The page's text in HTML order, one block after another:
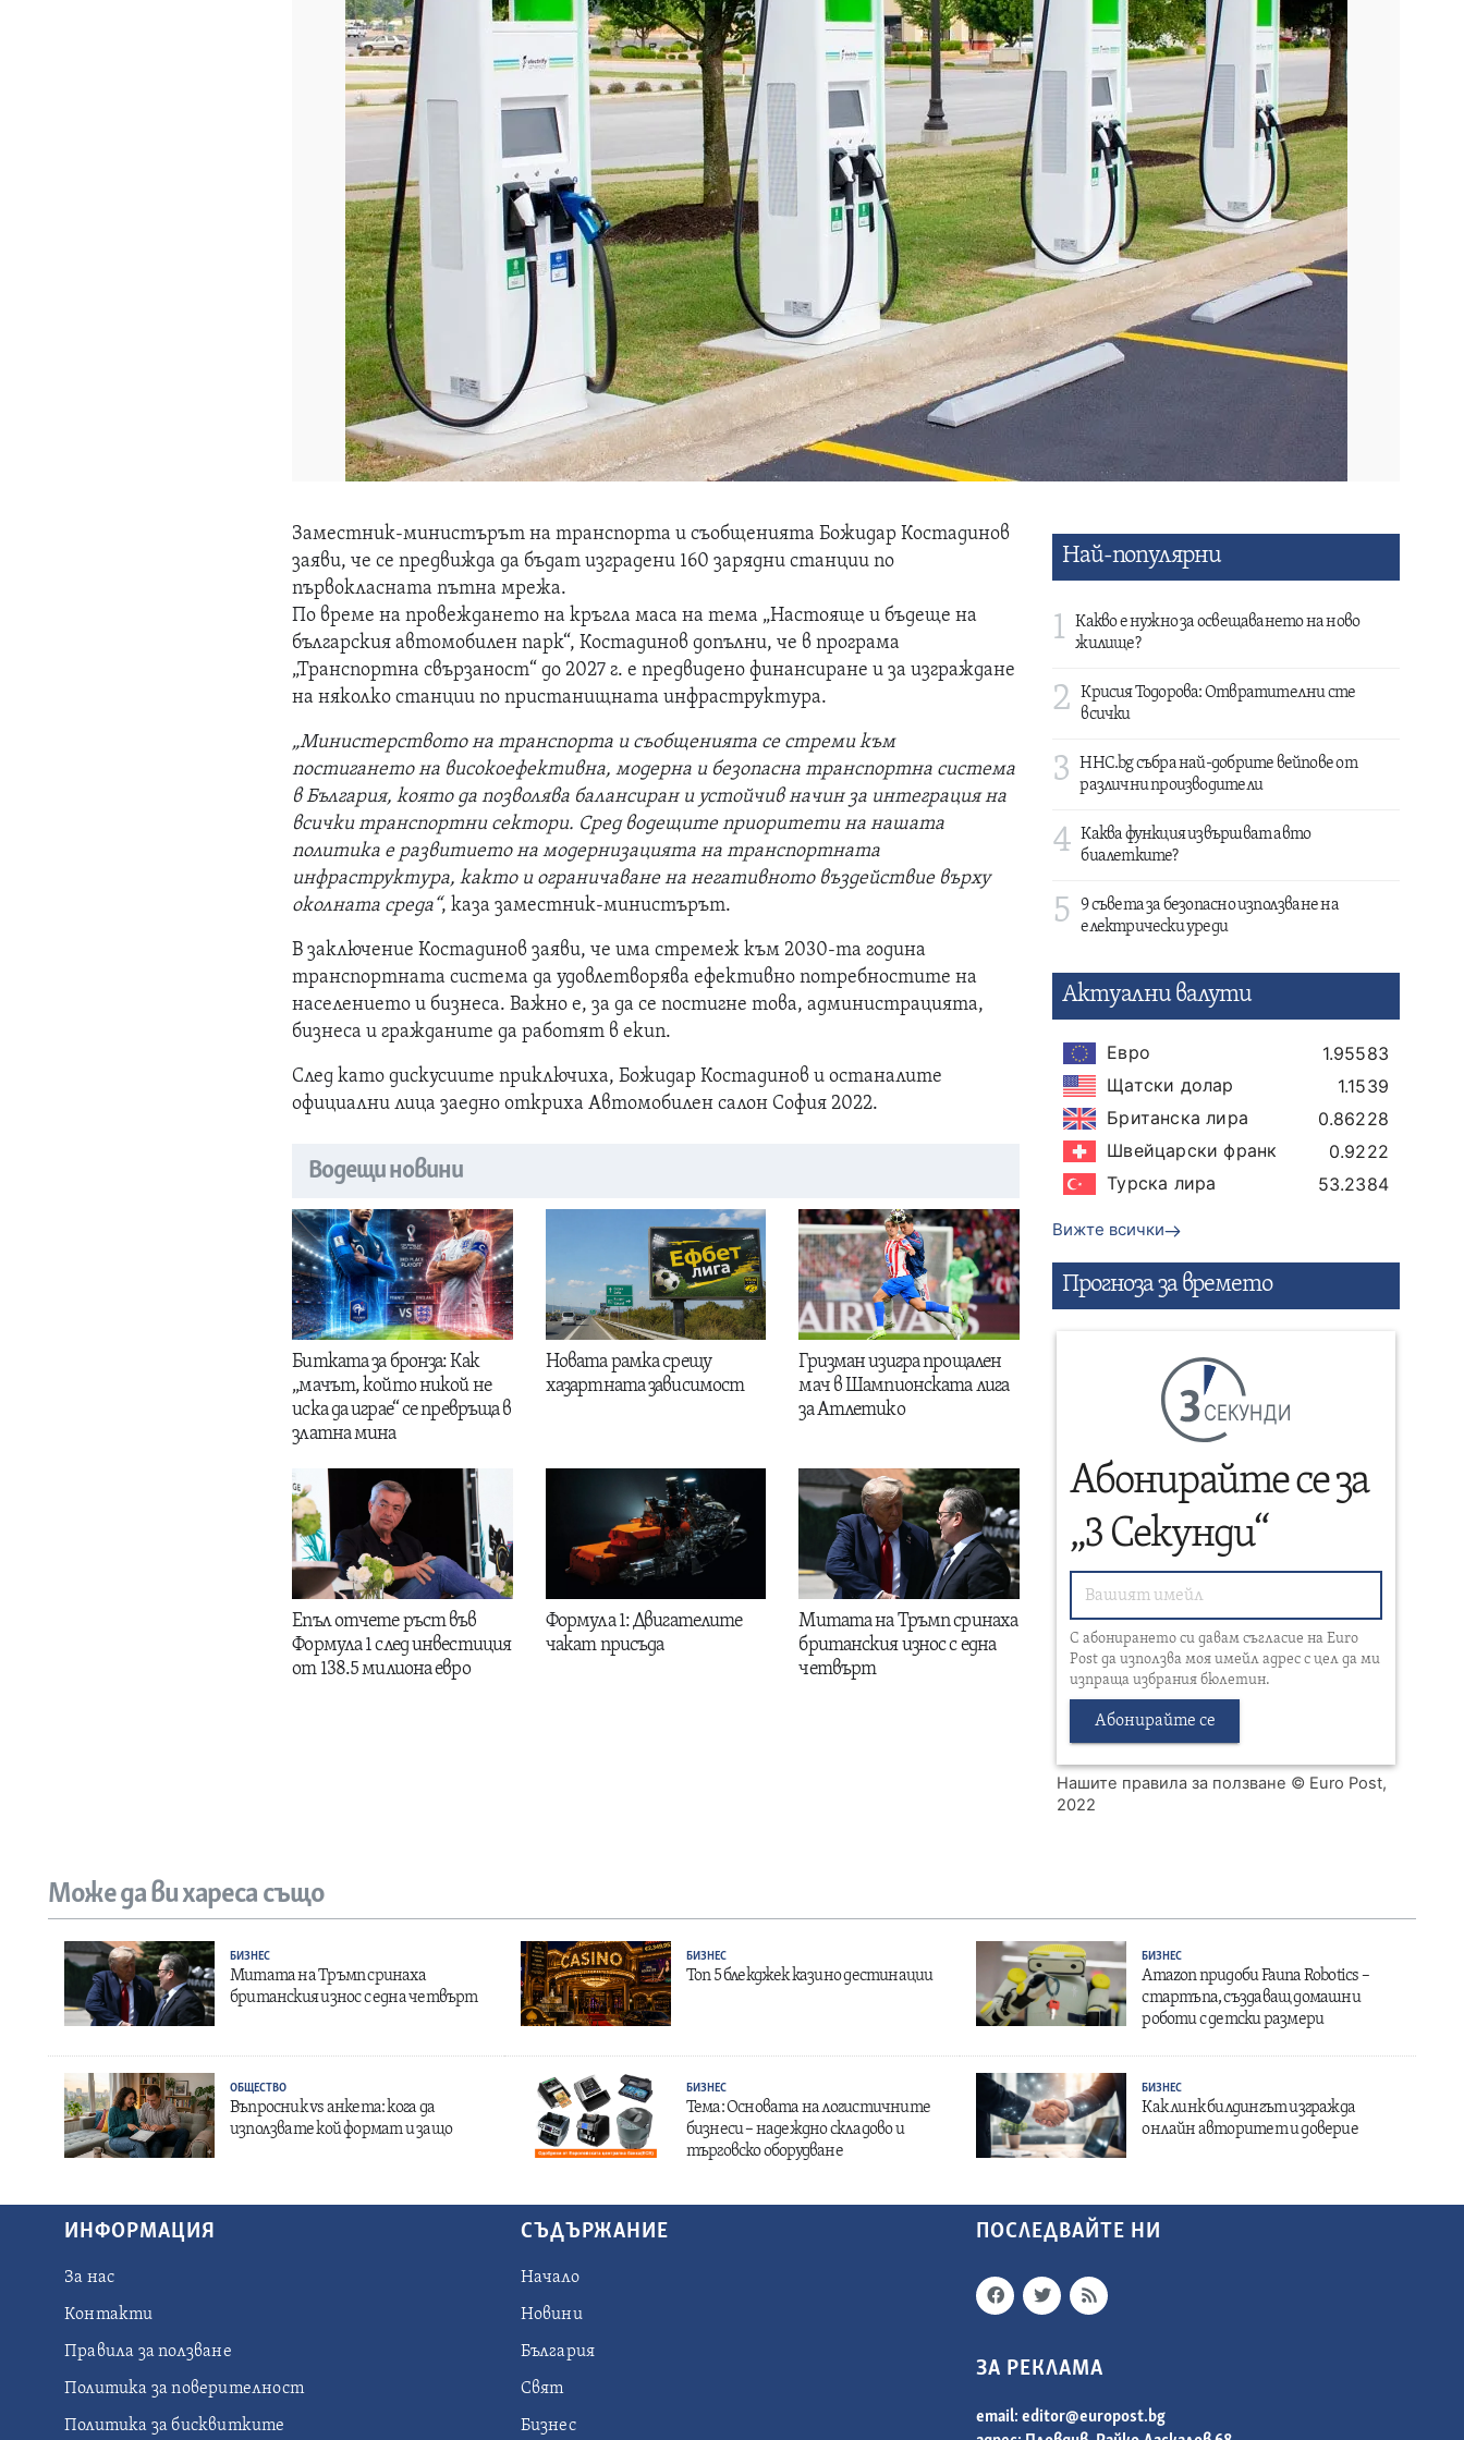
Заместник-министърът на транспорта и съобщенията Божидар Костадинов
заяви, че се предвижда да бъдат изградени 160 зарядни станции по
първокласната пътна мрежа.
По време на провеждането на кръгла маса на тема „Настояще и бъдеще на
българския автомобилен парк“, Костадинов допълни, че в програма
„Транспортна свързаност“ до 2027 г. е предвидено финансиране и за изграждане
на няколко станции по пристанищната инфраструктура.
„Министерството на транспорта и съобщенията се стреми към
постигането на високоефективна, модерна и безопасна транспортна система
в България, която да позволява балансиран и устойчив начин за интеграция на
всички транспортни сектори. Сред водещите приоритети на нашата
политика е развитието на модернизацията на транспортната
инфраструктура, както и ограничаване на негативното въздействие върху
околната среда“, каза заместник-министърът.
В заключение Костадинов заяви, че има стремеж към 2030-та година
транспортната система да удовлетворява ефективно потребностите на
населението и бизнеса. Важно е, за да се постигне това, администрацията,
бизнеса и гражданите да работят в екип.
След като дискусиите приключиха, Божидар Костадинов и останалите
официални лица заедно откриха Автомобилен салон София 2022.
Водещи новини
Битката за бронза: Как
„мачът, който никой не
иска да играе“ се превръща в
златна мина
Новата рамка срещу
хазартната зависимост
Гризман изигра прощален
мач в Шампионската лига
за Атлетико
Епъл отчете ръст във
Формула 1 след инвестиция
от 138.5 милиона евро
Формула 1: Двигателите
чакат присъда
Митата на Тръмп сринаха
британския износ с една
четвърт
Най-популярни
1
Какво е нужно за освещаването на ново
жилище?
2
Крисия Тодорова: Отвратителни сте
всички
3
HHC.bg събра най-добрите вейпове от
различни производители
4 Каква функция извършват авто
биалетките?
5
9 съвета за безопасно използване на
електрически уреди
Актуални валути
Евро
1.95583
Щатски долар
1.1539
Британска лира
0.86228
Швейцарски франк
0.9222
Турска лира
53.2384
Вижте всички
Прогнозa за времето
СЕКУНДИ
Абонирайте се за
„3 Секунди“
С абонирането си давам съгласие на Euro
Post да използва моя имейл адрес с цел да ми
изпраща избрания бюлетин.
Абонирайте се
Нашите правила за ползване © Euro Post,
2022
Може да ви хареса също
БИЗНЕС
Митата на Тръмп сринаха
британския износ с една четвърт
БИЗНЕС
Топ 5 блекджек казино дестинации
БИЗНЕС
Amazon придоби Fauna Robotics –
стартъпа, създаващ домашни
роботи с детски размери
ОБЩЕСТВО
Въпросник vs анкета: кога да
използвате кой формат и защо
БИЗНЕС
Тема: Основата на логистичните
бизнеси – надеждно складово и
търговско оборудване
БИЗНЕС
Как линк билдингът изгражда
онлайн авторитет и доверие
ИНФОРМАЦИЯ
За нас
Контакти
Правила за ползване
Политика за поверителност
Политика за бисквитките
СЪДЪРЖАНИЕ
Начало
Новини
България
Свят
Бизнес
ПОСЛЕДВАЙТЕ НИ
ЗА РЕКЛАМА
email:editor@europost.bg